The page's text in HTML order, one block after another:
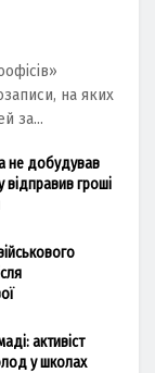
на яких
за...
не добудував
відправив гроші
активіст
у школах